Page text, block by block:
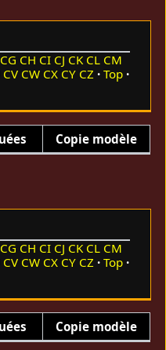
CG CH CI CJ CK CL CM
CV CW CX CY CZ
Top
Copie modèle
CG CH CI CJ CK CL CM
CV CW CX CY CZ
Top
Copie modèle